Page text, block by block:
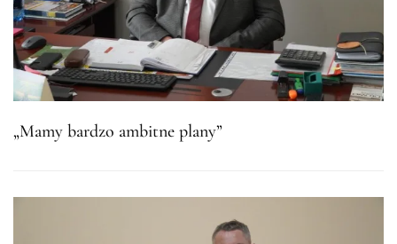
„Mamy bardzo ambitne plany”